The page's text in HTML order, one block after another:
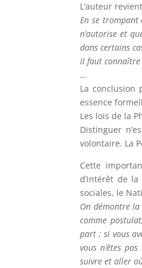
L’auteur
En se trompant
n’autorise et
dans certains
Il faut connaître
…
La conclusion
essence
Les lois de la
Distinguer
volontaire. La
Cette
d’intérêt de
sociales, le
On démontre la
comme
part ; si vous
vous n’êtes
suivre et aller